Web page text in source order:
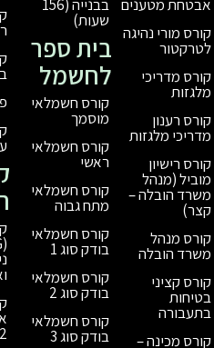
בבנייה (156
בית ספר
לחשמל
קורס חשמלאי
מוסמך
קורס חשמלאי
ראשי
קורס חשמלאי
מתח גבוה
קורס חשמלאי
בודק סוג 1
קורס חשמלאי
בודק סוג 2
קורס חשמלאי
בודק סוג 3
קורס אחראי
רעלים
קורס נאמני
בטיחות
פורום קבלנים
קורס מנהלי
עבודה בתעשייה
קורסי
ריתוך
קורס ריתוך ארגון
(TIG) – פלטות
נירוסטה
ואלומיניום
קורס ריתוך
אלקטרודה ו-
CO2